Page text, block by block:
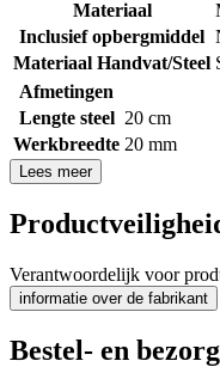
Materiaal
Inclusief opbergmiddel
Materiaal Handvat/Steel
Afmetingen
Lengte steel 20 cm
Werkbreedte 20 mm
Lees meer
Verantwoordelijk voor
informatie over de fabrikant
Bestel- en